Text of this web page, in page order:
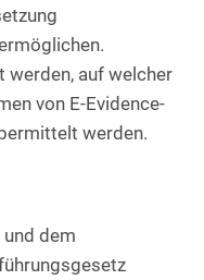
auf welcher
von E-Evidence-
werden.
und dem